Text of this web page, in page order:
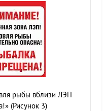
рыбы вблизи ЛЭП
(Рисунок 3)